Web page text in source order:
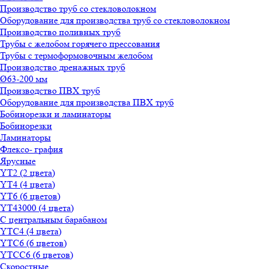
Производство труб со стекловолокном
Оборудование для производства труб со стекловолокном
Производство поливных труб
Трубы с желобом горячего прессования
Трубы с термоформовочным желобом
Производство дренажных труб
Ø63-200 мм
Производство ПВХ труб
Оборудование для производства ПВХ труб
Бобинорезки и ламинаторы
Бобинорезки
Ламинаторы
Флексо- графия
Ярусные
YT2 (2 цвета)
YT4 (4 цвета)
YT6 (6 цветов)
YT43000 (4 цвета)
С центральным барабаном
YТС4 (4 цвета)
YТС6 (6 цветов)
YТСC6 (6 цветов)
Скоростные